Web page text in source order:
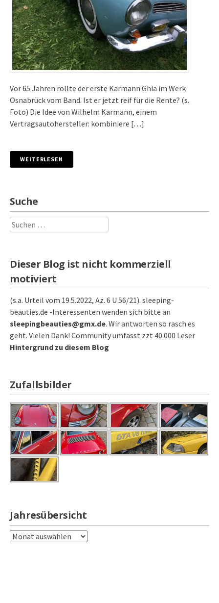
Vor 65 Jahren rollte der erste Karmann Ghia im Werk
Osnabrück vom Band. Ist er jetzt reif für die Rente? (s.
Foto) Die Idee von Wilhelm Karmann, einem
Vertragsautohersteller: kombiniere […]
WEITERLESEN
Suche
Suchen
nach:
Dieser Blog ist nicht kommerziell
motiviert
(s.a. Urteil vom 19.5.2022, Az. 6 U 56/21). sleeping-
beauties.de -Interessenten wenden sich bitte an
sleepingbeauties@gmx.de. Wir antworten so rasch es
geht. Vielen Dank! Community umfasst zzt 40.000 Leser
Hintergrund zu diesem Blog
Zufallsbilder
Jahresübersicht
Jahresübersicht